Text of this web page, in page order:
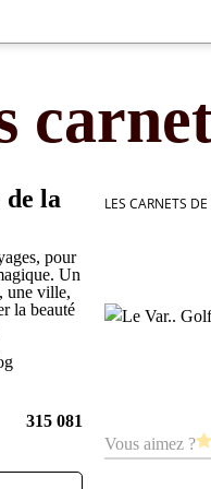
de la
pour
Un
une ville,
la beauté
315 081
LES CARNETS
Vous aimez ?